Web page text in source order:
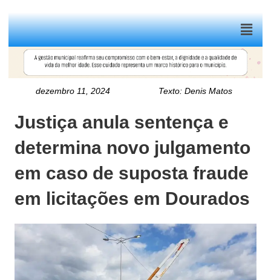
Menu
dezembro 11, 2024 Texto:Denis Matos
Justiça anula sentença e
determina novo julgamento
em caso de suposta fraude
em licitações em Dourados